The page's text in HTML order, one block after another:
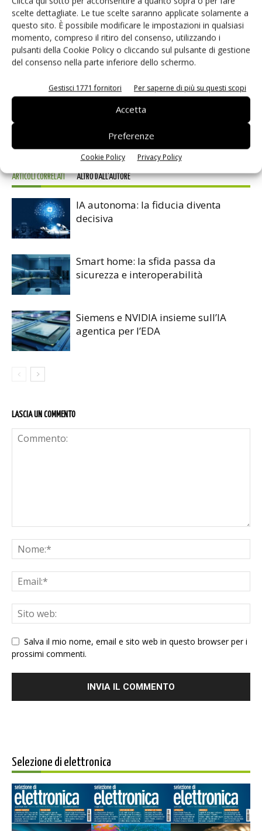
scelte dettagliate. Le tue scelte saranno applicate solamente a
questo sito. È possibile modificare le impostazioni in qualsiasi
momento, compreso il ritiro del consenso, utilizzando i
pulsanti della Cookie Policy o cliccando sul pulsante di gestione
del consenso nella parte inferiore dello schermo.
Gestisci 1771 fornitori Per saperne di più su questi scopi
Accetta
Preferenze
Cookie Policy Privacy Policy
misurano appena 6 x 3,8 x 1,75 mm, hanno tra gli altri
vantaggi le terminazioni a G argentate o dorate e gli
azionatori in gomma.
ARTICOLI CORRELATI ALTRO DALL'AUTORE
IA autonoma: la fiducia diventa
decisiva
Smart home: la sfida passa da
sicurezza e interoperabilità
Siemens e NVIDIA insieme sull’IA
agentica per l’EDA
LASCIA UN COMMENTO
Salva il mio nome, email e sito web in questo browser per i
prossimi commenti.
Selezione di elettronica